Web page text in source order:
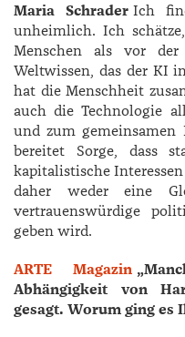
Maria Schrader Ich
unheimlich. Ich
Menschen als vor
Weltwissen, das der KI
hat die Menschheit
auch die Technologie
und zum gemeinsamen
bereitet Sorge, dass
kapitalistische
daher weder eine
vertrauenswürdige
geben wird.
ARTE Magazin
Abhängigkeit von
gesagt. Worum ging es